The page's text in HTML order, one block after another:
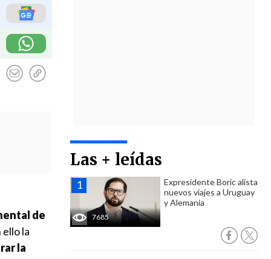
Las + leídas
7685
Expresidente Boric alista
nuevos viajes a Uruguay
y Alemania
de
la
la